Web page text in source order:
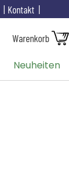
Kontakt
Warenkorb
Neuheiten